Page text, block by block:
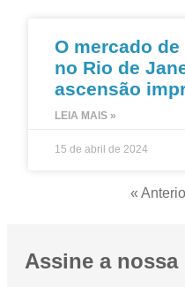
O mercado
no Rio de
ascensão
LEIA MAIS »
15 de abril de 2024
«
Assine a